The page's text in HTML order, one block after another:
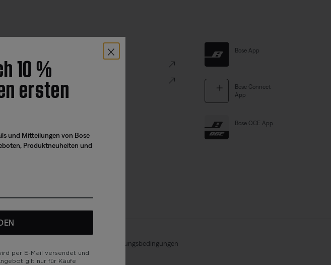
und Mitarbeiter
mit
Weitere Links Bose App
Bose Connect
App
Bose QCE App
Nutzungsbedingungen
×
10 %
ersten
und Mitteilungen von Bose
Produktneuheiten und
per E-Mail versendet und
gilt nur für Käufe